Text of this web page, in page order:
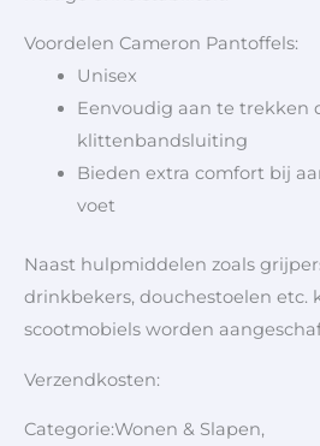
Voordelen Cameron Pantoffels:
Unisex
Eenvoudig aan te trekken
klittenbandsluiting
Bieden extra comfort bij
voet
Naast hulpmiddelen zoals
drinkbekers, douchestoelen etc.
scootmobiels worden
Verzendkosten:
Categorie:Wonen & Slapen,